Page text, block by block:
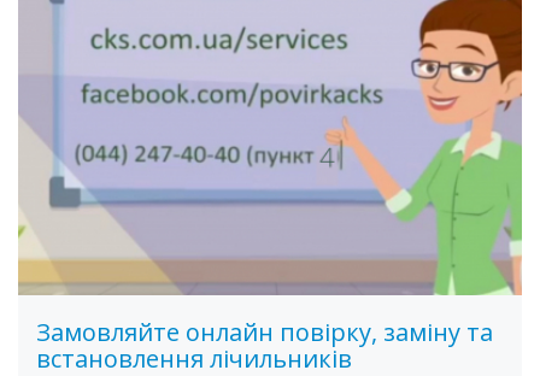
Замовляйте онлайн повірку, заміну та
встановлення лічильників